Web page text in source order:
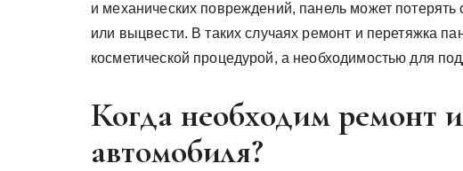
и механических повреждений, панель может
или выцвести. В таких случаях ремонт и перетяжка
косметической процедурой, а необходимостью для
Когда необходим ремонт
автомобиля?